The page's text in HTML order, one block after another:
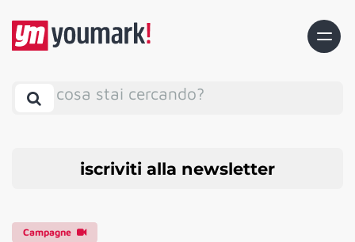
cosa stai cercando?
iscriviti alla newsletter
Campagne